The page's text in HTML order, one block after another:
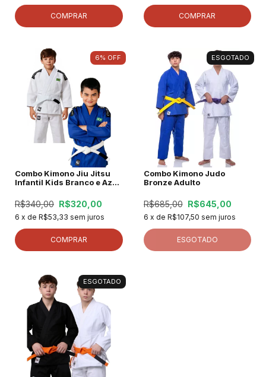
COMPRAR COMPRAR
6% OFF
Combo Kimono Jiu Jitsu
Infantil Kids Branco e Azul
R$340,00 R$320,00
6 x de R$53,33 sem juros
COMPRAR
ESGOTADO
Combo Kimono Judo
Bronze Adulto
R$685,00 R$645,00
6 x de R$107,50 sem juros
ESGOTADO
ESGOTADO